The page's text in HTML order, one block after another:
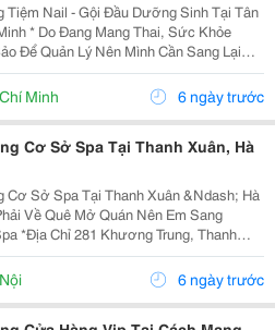
Tiệm Nail - Gội Đầu Dưỡng Sinh Tại Tân
Sức Khỏe
Để Quản Lý Nên Mình Cần Sang Lại
Động Ổn Định. * Vị Trí Đẹp Tại Khu Vực
Chợ, Đối Diện Chung Cư, Xung...
Minh 6 ngày trước
Cơ Sở Spa Tại Thanh Xuân, Hà
Cơ Sở Spa Tại Thanh Xuân &Ndash; Hà
Về Quê Mở Quán Nên Em Sang
*Địa Chỉ 281 Khương Trung, Thanh
Diện Tích: 30M2 X 4 Tầng
Ngủ Ở Tầng 3, Đầy Đủ Điều...6 ngày trước